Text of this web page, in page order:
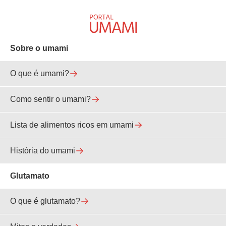
Sobre o umami
O que é umami?
Como sentir o umami?
Lista de alimentos ricos em umami
História do umami
Glutamato
O que é glutamato?